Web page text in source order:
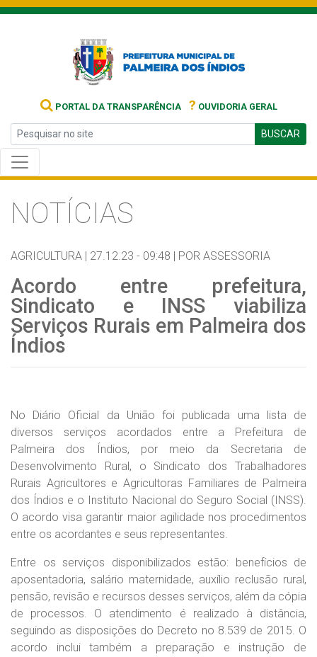
PORTAL DA TRANSPARÊNCIA ? OUVIDORIA GERAL
BUSCAR
NOTÍCIAS
AGRICULTURA | 27.12.23 - 09:48 | POR ASSESSORIA
Acordo entre prefeitura,
Sindicato e INSS viabiliza
Serviços Rurais em Palmeira dos
Índios
No Diário Oficial da União foi publicada uma lista de
diversos serviços acordados entre a Prefeitura de
Palmeira dos Índios, por meio da Secretaria de
Desenvolvimento Rural, o Sindicato dos Trabalhadores
Rurais Agricultores e Agricultoras Familiares de Palmeira
dos Índios e o Instituto Nacional do Seguro Social (INSS).
O acordo visa garantir maior agilidade nos procedimentos
entre os acordantes e seus representantes.
Entre os serviços disponibilizados estão: benefícios de
aposentadoria, salário maternidade, auxílio reclusão rural,
pensão, revisão e recursos desses serviços, além da cópia
de processos. O atendimento é realizado à distância,
seguindo as disposições do Decreto no 8.539 de 2015. O
acordo inclui também a preparação e instrução de